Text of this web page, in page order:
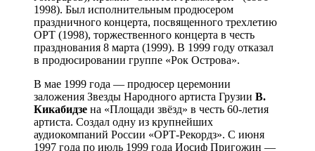
1998). Был исполнительным продюсером
праздничного концерта, посвященного трехлетию
ОРТ (1998), торжественного концерта в честь
празднования 8 марта (1999). В 1999 году отказал
в продюсировании группе «Рок Острова».
В мае 1999 года — продюсер церемонии
заложения Звезды Народного артиста Грузии В.
Кикабидзе на «Площади звёзд» в честь 60-летия
артиста. Создал одну из крупнейших
аудиокомпаний России «ОРТ-Рекордз». С июня
1997 года по июль 1999 года Иосиф Пригожин —